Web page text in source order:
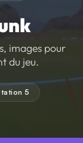
images pour
du jeu.
5